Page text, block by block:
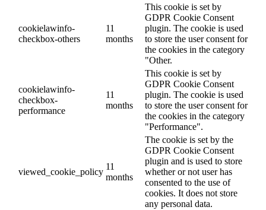
cookielawinfo-
checkbox-others
11
months
This cookie is set by
GDPR Cookie Consent
plugin. The cookie is used
to store the user consent for
the cookies in the category
"Other.
cookielawinfo-
checkbox-
performance
11
months
This cookie is set by
GDPR Cookie Consent
plugin. The cookie is used
to store the user consent for
the cookies in the category
"Performance".
viewed_cookie_policy
11
months
The cookie is set by the
GDPR Cookie Consent
plugin and is used to store
whether or not user has
consented to the use of
cookies. It does not store
any personal data.